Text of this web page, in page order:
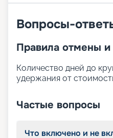
Вопросы-
Правила отмены и
Количество дней до
удержания от
Частые вопросы
Что включено и не